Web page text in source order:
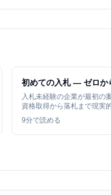
初めての入札 — ゼロか
入札未経験の企業が最初の
資格取得から落札まで現実
9分で読める